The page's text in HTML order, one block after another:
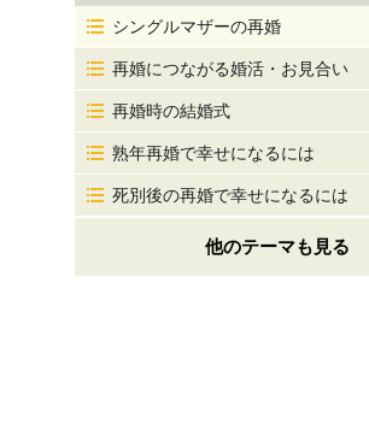
シングルマザーの再婚
再婚につながる婚活・お見合い
再婚時の結婚式
熟年再婚で幸せになるには
死別後の再婚で幸せになるには
他のテーマも見る